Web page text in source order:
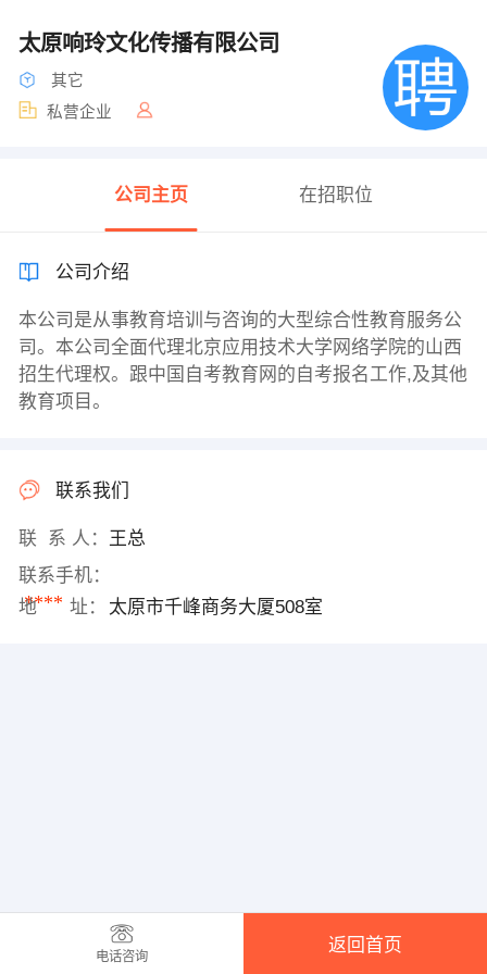
太原响玲文化传播有限公司
其它
私营企业
公司主页 在招职位
公司介绍
本公司是从事教育培训与咨询的大型综合性教育服务公
司。本公司全面代理北京应用技术大学网络学院的山西
招生代理权。跟中国自考教育网的自考报名工作,及其他
教育项目。
联系我们
联 系 人： 王总
联系手机：
****
地 址： 太原市千峰商务大厦508室
电话咨询
返回首页